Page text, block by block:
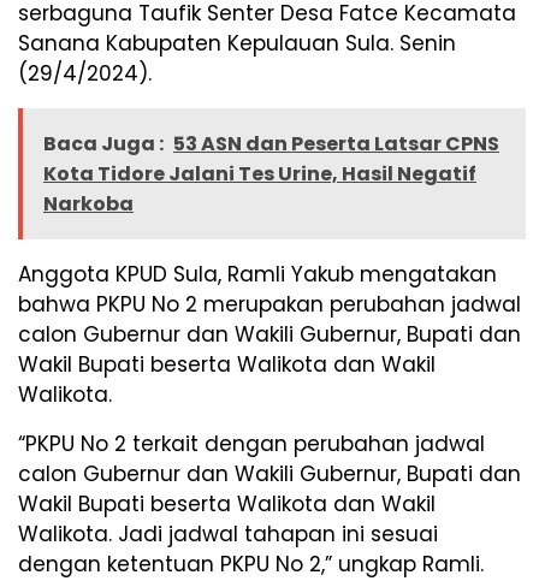
serbaguna Taufik Senter Desa Fatce Kecamata
Sanana Kabupaten Kepulauan Sula. Senin
(29/4/2024).
Baca Juga : 53 ASN dan Peserta Latsar CPNS
Kota Tidore Jalani Tes Urine, Hasil Negatif
Narkoba
Anggota KPUD Sula, Ramli Yakub mengatakan
bahwa PKPU No 2 merupakan perubahan jadwal
calon Gubernur dan Wakili Gubernur, Bupati dan
Wakil Bupati beserta Walikota dan Wakil
Walikota.
“PKPU No 2 terkait dengan perubahan jadwal
calon Gubernur dan Wakili Gubernur, Bupati dan
Wakil Bupati beserta Walikota dan Wakil
Walikota. Jadi jadwal tahapan ini sesuai
dengan ketentuan PKPU No 2,” ungkap Ramli.